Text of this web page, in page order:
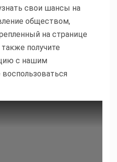
свои шансы на
обществом,
на странице
получите
с нашим